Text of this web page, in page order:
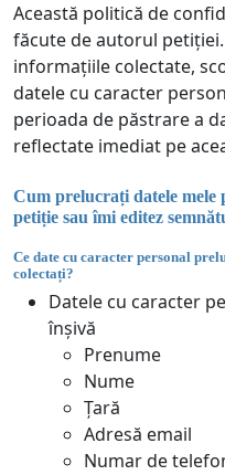
Această politică de
făcute de autorul
informațiile colectate,
datele cu caracter
perioada de păstrare a
reflectate imediat pe
Cum prelucrați datele mele
petiție sau îmi editez
Ce date cu caracter personal
colectați?
Datele cu caracter
înșivă
Prenume
Nume
Țară
Adresă email
Numar de